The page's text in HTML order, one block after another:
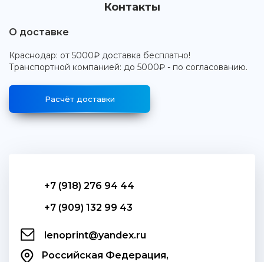
Контакты
О доставке
Краснодар: от 5000₽ доставка бесплатно!
Транспортной компанией: до 5000₽ - по согласованию.
Расчёт доставки
+7 (918) 276 94 44
+7 (909) 132 99 43
lenoprint@yandex.ru
Российская Федерация,